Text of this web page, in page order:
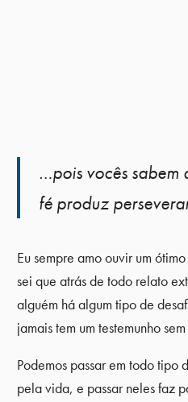
…pois vocês sabem
fé produz
Eu sempre amo ouvir um
sei que atrás de todo relato
alguém há algum tipo de
jamais tem um testemunho
Podemos passar em todo tipo
pela vida, e passar neles faz